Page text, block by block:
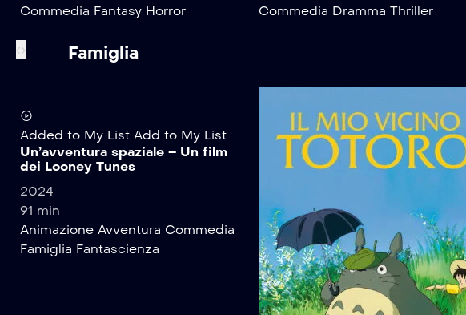
Commedia Fantasy Horror
Commedia Dramma Thriller
‹› Famiglia
Added to My List Add to My List
Un’avventura spaziale – Un film
dei Looney Tunes
2024
91 min
Animazione Avventura Commedia
Famiglia Fantascienza